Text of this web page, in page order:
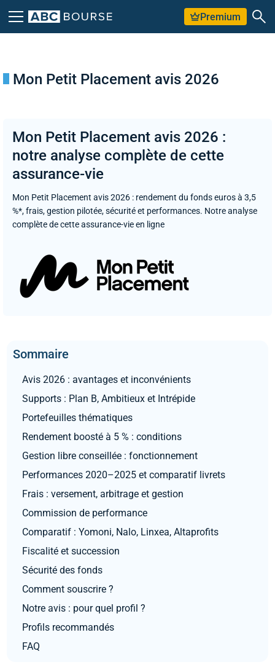
Premium
Mon Petit Placement avis 2026
Mon Petit Placement avis 2026 :
notre analyse complète de cette
assurance-vie
Mon Petit Placement avis 2026 : rendement du fonds euros à 3,5
%*, frais, gestion pilotée, sécurité et performances. Notre analyse
complète de cette assurance-vie en ligne
Sommaire
Avis 2026 : avantages et inconvénients
Supports : Plan B, Ambitieux et Intrépide
Portefeuilles thématiques
Rendement boosté à 5 % : conditions
Gestion libre conseillée : fonctionnement
Performances 2020–2025 et comparatif livrets
Frais : versement, arbitrage et gestion
Commission de performance
Comparatif : Yomoni, Nalo, Linxea, Altaprofits
Fiscalité et succession
Sécurité des fonds
Comment souscrire ?
Notre avis : pour quel profil ?
Profils recommandés
FAQ